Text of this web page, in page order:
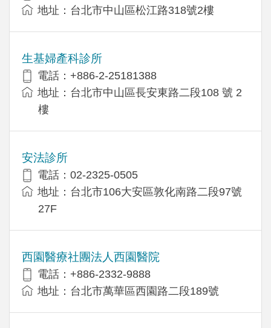
地址：台北市中山區松江路318號2樓
生基婦產科診所
電話：+886-2-25181388
地址：台北市中山區長安東路二段108 號 2
樓
安法診所
電話：02-2325-0505
地址：台北市106大安區敦化南路二段97號
27F
西園醫療社團法人西園醫院
電話：+886-2332-9888
地址：台北市萬華區西園路二段189號